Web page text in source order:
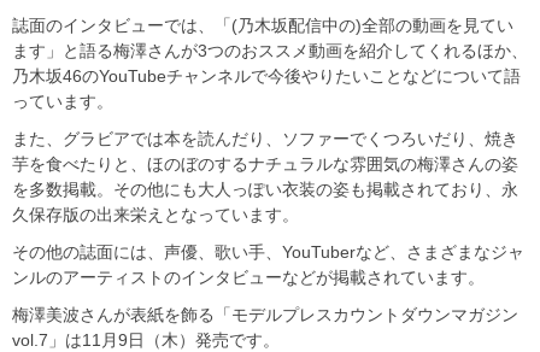
誌面のインタビューでは、「(乃木坂配信中の)全部の動画を見てい
ます」と語る梅澤さんが3つのおススメ動画を紹介してくれるほか、
乃木坂46のYouTubeチャンネルで今後やりたいことなどについて語
っています。
また、グラビアでは本を読んだり、ソファーでくつろいだり、焼き
芋を食べたりと、ほのぼのするナチュラルな雰囲気の梅澤さんの姿
を多数掲載。その他にも大人っぽい衣装の姿も掲載されており、永
久保存版の出来栄えとなっています。
その他の誌面には、声優、歌い手、YouTuberなど、さまざまなジャ
ンルのアーティストのインタビューなどが掲載されています。
梅澤美波さんが表紙を飾る「モデルプレスカウントダウンマガジン
vol.7」は11月9日（木）発売です。